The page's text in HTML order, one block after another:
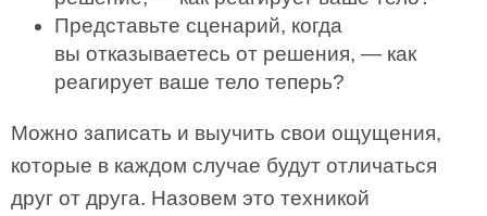
Представьте сценарий, когда
вы отказываетесь от решения, — как
реагирует ваше тело теперь?
Можно записать и выучить свои ощущения,
которые в каждом случае будут отличаться
друг от друга. Назовем это техникой